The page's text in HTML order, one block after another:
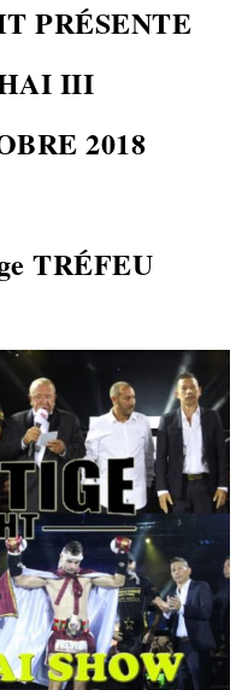
PRÉSENTE
III
2018
TRÉFEU